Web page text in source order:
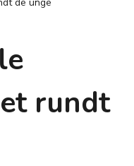
rundt